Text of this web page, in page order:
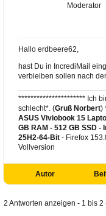
Moderator
Hallo erdbeere62,
hast Du in IncrediMail
verbleiben sollen nach
********************** Ich
schlecht*. (Gruß Norbert)
ASUS Viviobook 15
GB RAM - 512 GB SSD -
25H2-64-Bit- Firefox
Vollversion
Autor
2 Antworten anzeigen - 1 bis